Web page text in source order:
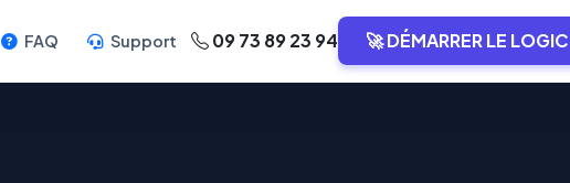
FAQ Support 09 73 89 23 94 🚀 DÉMARRER LE